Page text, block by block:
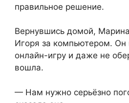
правильное решение.
Вернувшись домой,
Игоря за компьютером. Он
онлайн-игру и даже не
вошла.
— Нам нужно серьёзно